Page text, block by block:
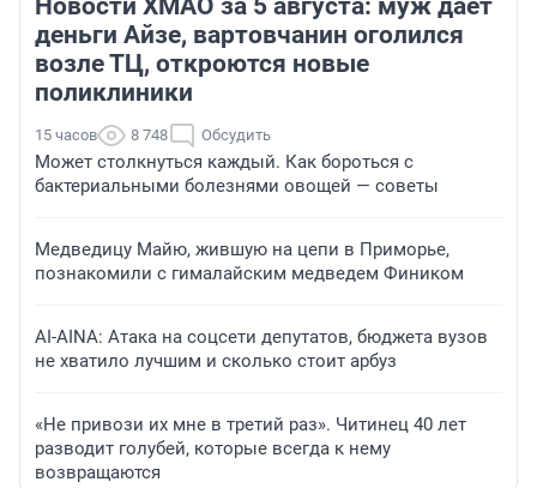
Новости ХМАО за 5 августа: муж дает
деньги Айзе, вартовчанин оголился
возле ТЦ, откроются новые
поликлиники
15 часов 8 748 Обсудить
Может столкнуться каждый. Как бороться с
бактериальными болезнями овощей — советы
Медведицу Майю, жившую на цепи в Приморье,
познакомили с гималайским медведем Фиником
AI-AINA: Атака на соцсети депутатов, бюджета вузов
не хватило лучшим и сколько стоит арбуз
«Не привози их мне в третий раз». Читинец 40 лет
разводит голубей, которые всегда к нему
возвращаются